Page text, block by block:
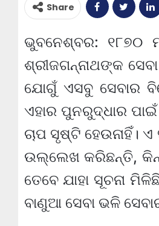
Share
ଭୁବନେଶ୍ବର: ୧୮୭୦
ଶ୍ରୀଜଗନ୍ନାଥଙ୍କ
ଯୋଗୁଁ ଏସବୁ ସେବାର
ଏହାର ପୁନରୁଦ୍ଧାର
ଚାପ ସୃଷ୍ଟି ହେଉନାହିଁ।
ଉଲ୍ଲେଖ କରିଛନ୍ତି,
ତେବେ ଯାହା ସୂଚନା
ବାଣୁଆ ସେବା ଭଳି